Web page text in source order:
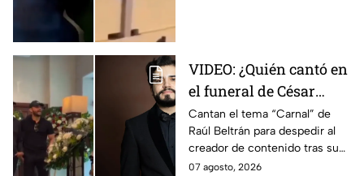
VIDEO: ¿Quién cantó en
el funeral de César
Gastélum? Así
despiden al influencer
en su funeral
Cantan el tema “Carnal” de
Raúl Beltrán para despedir al
creador de contenido tras su
fallecimiento.
07 agosto, 2026